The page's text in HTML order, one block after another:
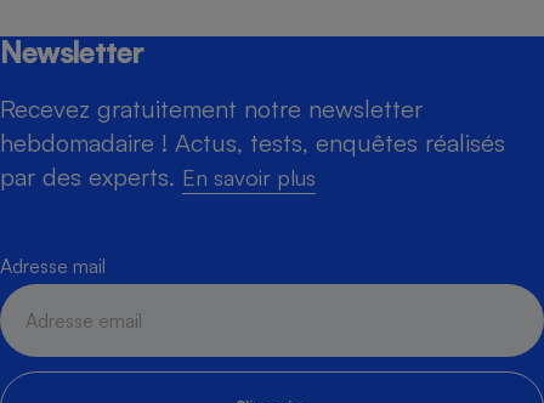
Newsletter
Recevez gratuitement notre newsletter
hebdomadaire ! Actus, tests, enquêtes réalisés
par des experts. En savoir plus
Adresse mail